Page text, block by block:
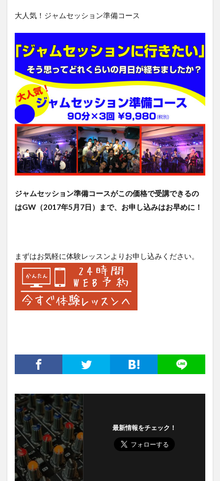
大人気！ジャムセッション準備コース
ジャムセッション準備コースがこの価格で受講できるの
はGW（2017年5月7日）まで、お申し込みはお早めに！
まずはお気軽に体験レッスンよりお申し込みください。
最新情報をチェック！